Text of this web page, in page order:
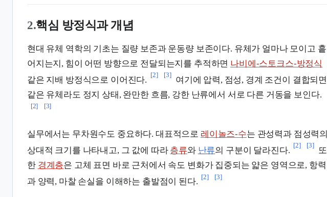
2.핵심 방정식과 개념
현대 유체 역학의 기초는 질량 보존과 운동량 보존이다. 유체가 얼마나 모이고 흩
어지는지, 힘이 어떤 방향으로 전달되는지를 추적하면 나비에-스토크스-방정식
같은 지배 방정식으로 이어진다.
[2] [3]
여기에 압력, 점성, 경계 조건이 결합되면
같은 유체라도 정지 상태, 완만한 흐름, 강한 난류에서 서로 다른 거동을 보인다.
[2] [3]
실무에서는 무차원수도 중요하다. 대표적으로 레이놀즈-수는 관성력과 점성력의
상대적 크기를 나타내고, 그 값에 따라 층류와 난류의 구분이 달라진다.
[2] [3]
또
한 경계층은 고체 표면 바로 근처에서 속도 변화가 집중되는 얇은 영역으로, 항력
과 양력, 마찰 손실을 이해하는 출발점이 된다.
[2] [3]